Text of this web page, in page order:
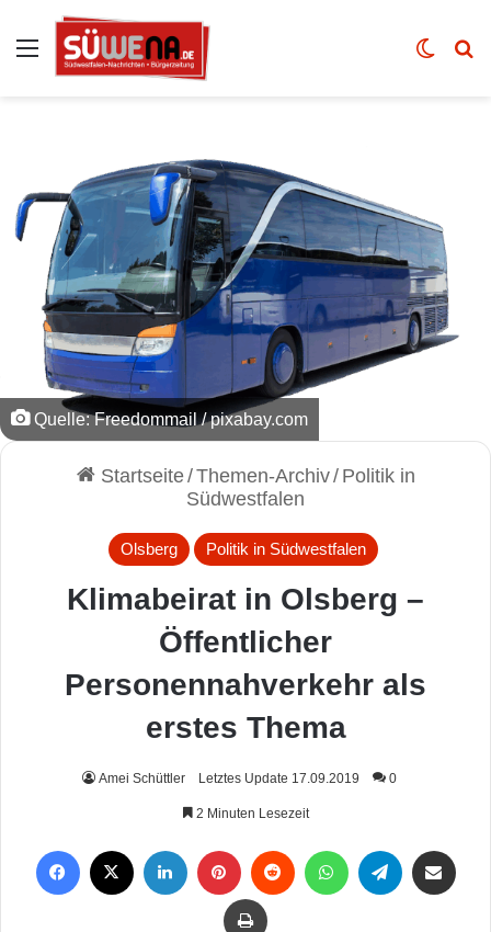
Auswahl Skin
Quelle: Freedommail / pixabay.com
Startseite/Themen-Archiv/ Politik in
Südwestfalen
Olsberg Politik in Südwestfalen
Klimabeirat in Olsberg –
Öffentlicher
Personennahverkehr als
erstes Thema
Amei Schüttler Letztes Update 17.09.2019 0
2 Minuten Lesezeit
Drucken